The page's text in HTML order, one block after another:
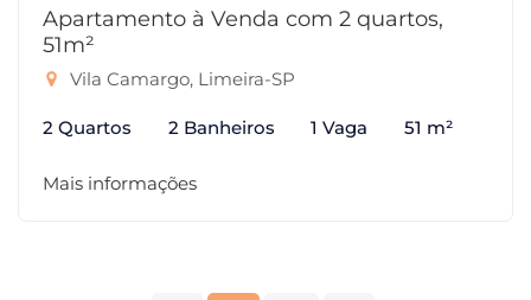
Apartamento à Venda com 2 quartos,
51m²
Vila Camargo, Limeira-SP
2 Quartos 2 Banheiros 1 Vaga 51 m²
Mais informações